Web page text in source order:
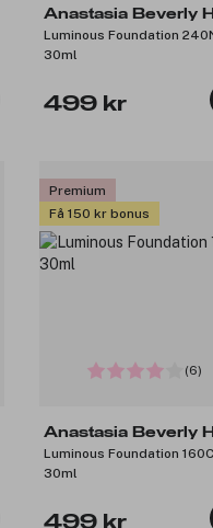
Anastasia Beverly
Luminous Foundation
30ml
499 kr
Premium
Få 150 kr bonus
(6)
Anastasia Beverly
Luminous Foundation 160C
30ml
499 kr